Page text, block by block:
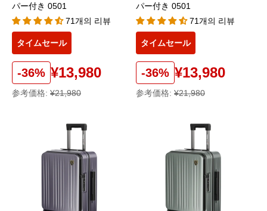
パー付き 0501
71개의 리뷰
タイムセール
-36% ¥13,980
参考価格: ¥21,980
パー付き 0501
71개의 리뷰
タイムセール
-36% ¥13,980
参考価格: ¥21,980